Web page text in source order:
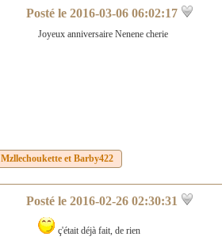
Posté le 2016-03-06 06:02:17
Joyeux anniversaire Nenene cherie
Mzllechoukette et Barby422
Posté le 2016-02-26 02:30:31
ç'était déjà fait, de rien